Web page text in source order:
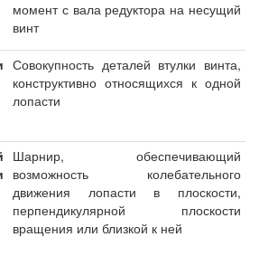
момент с вала редуктора на несущий
винт
Совокупность деталей втулки винта,
конструктивно относящихся к одной
лопасти
Шарнир, обеспечивающий
возможность колебательного
движения лопасти в плоскости,
перпендикулярной плоскости
вращения или близкой к ней